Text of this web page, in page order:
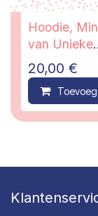
Hoodie,
van Unieke
zaken, 12/14
20,00 €